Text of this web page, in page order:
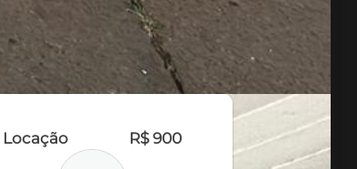
Locação R$ 900